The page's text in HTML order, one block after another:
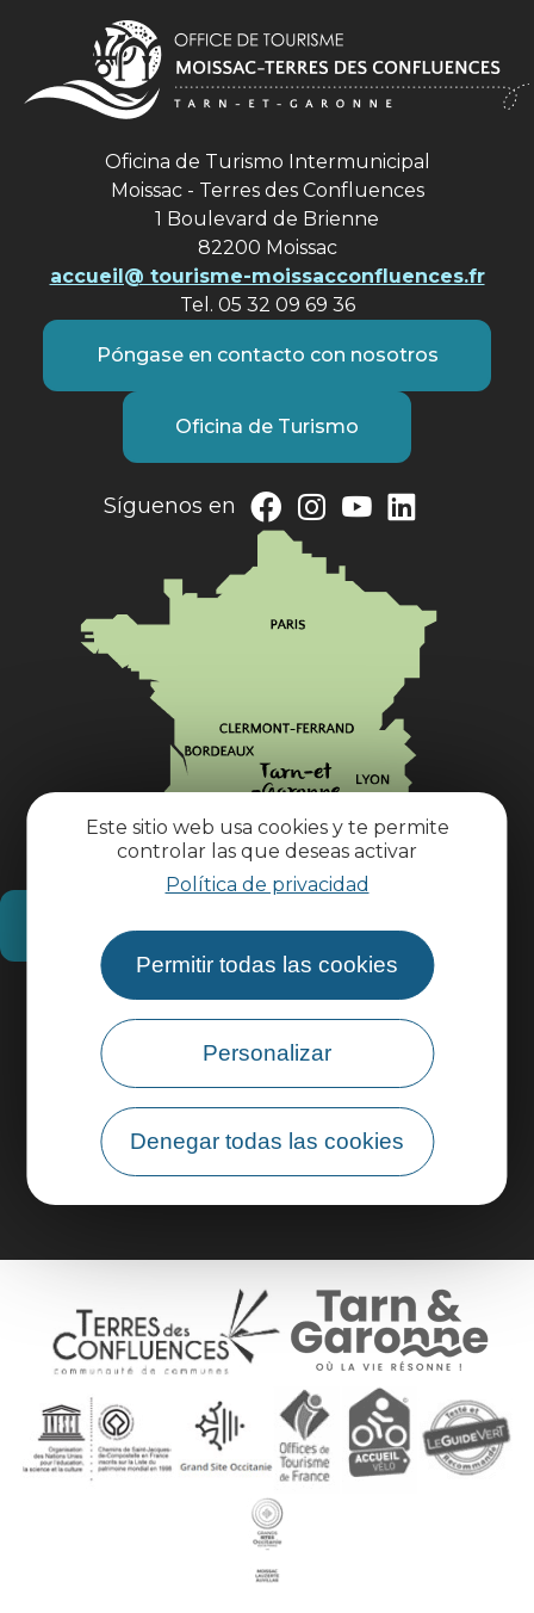
Este sitio web usa cookies y te permite
controlar las que deseas activar
Política de privacidad
Permitir todas las cookies
Personalizar
Denegar todas las cookies
Oficina de Turismo Intermunicipal
Moissac - Terres des Confluences
1 Boulevard de Brienne
82200 Moissac
accueil@ tourisme-moissacconfluences.fr
Tel. 05 32 09 69 36
Póngase en contacto con nosotros
Oficina de Turismo
Síguenos en
¿Cómo llegar?
Información práctica
Área de grupo